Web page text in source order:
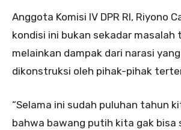
Anggota Komisi IV DPR RI, Riyono
kondisi ini bukan sekadar masalah
melainkan dampak dari narasi
dikonstruksi oleh pihak-pihak
“Selama ini sudah puluhan tahun
bahwa bawang putih kita gak bisa